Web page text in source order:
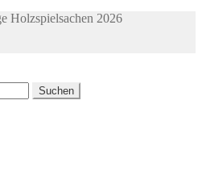
Holzspielsachen 2026
Suchen